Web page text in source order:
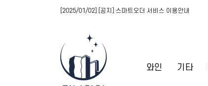
와인 기타
[2025/01/02] [공지] 스마트오더 서비스 이용안내